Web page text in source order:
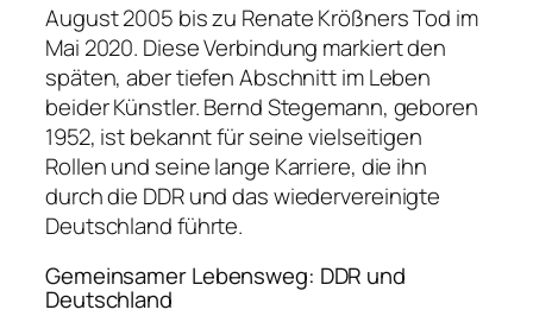
August 2005 bis zu Renate Krößners Tod im
Mai 2020. Diese Verbindung markiert den
späten, aber tiefen Abschnitt im Leben
beider Künstler. Bernd Stegemann, geboren
1952, ist bekannt für seine vielseitigen
Rollen und seine lange Karriere, die ihn
durch die DDR und das wiedervereinigte
Deutschland führte.
Gemeinsamer Lebensweg: DDR und
Deutschland